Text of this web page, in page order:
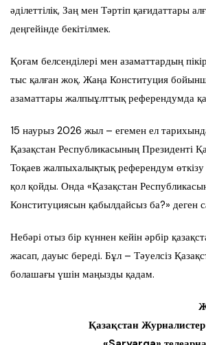
әділеттілік, Заң мен Тәртіп қағидаттары
деңгейінде бекітілмек.
Қоғам белсенділері мен азаматтардың
тыс қалған жоқ. Жаңа Конституция
азаматтары жалпыұлттық референдумда
15 наурыз 2026 жыл – егемен ел
Қазақстан Республикасының Президенті
Тоқаев жалпыхалықтық референдум
қол қойды. Онда «Қазақстан
Конституциясын қабылдайсыз ба?» деген
Небәрі отыз бір күннен кейін әрбір
жасап, дауыс береді. Бұл – Тәуелсіз
болашағы үшін маңызды қадам.
Қазақстан